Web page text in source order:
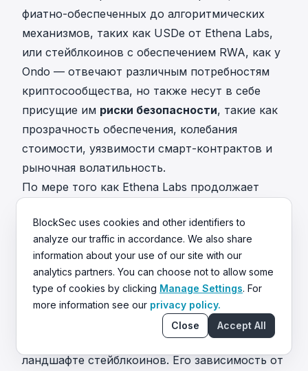
фиатно-обеспеченных до алгоритмических
механизмов, таких как USDe от Ethena Labs,
или стейблкоинов с обеспечением RWA, как у
Ondo — отвечают различным потребностям
криптосообщества, но также несут в себе
присущие им риски безопасности, такие как
прозрачность обеспечения, колебания
стоимости, уязвимости смарт-контрактов и
рыночная волатильность.
По мере того как Ethena Labs продолжает
USDe, возникает критический вопрос: сможет
ли USDe преодолеть рыночную
волатильность, не повторив крах Luna?
Криптосообщество пристально наблюдает за
тем, сможет ли USDe поддерживать
стабильность и, возможно, занять
лидирующую роль в конкурентном
ландшафте стейблкоинов. Его зависимость от
BlockSec uses cookies and other identifiers to
analyze our traffic in accordance. We also share
information about your use of our site with our
analytics partners. You can choose not to allow some
type of cookies by clicking Manage Settings. For
more information see our privacy policy.
Close
Accept All